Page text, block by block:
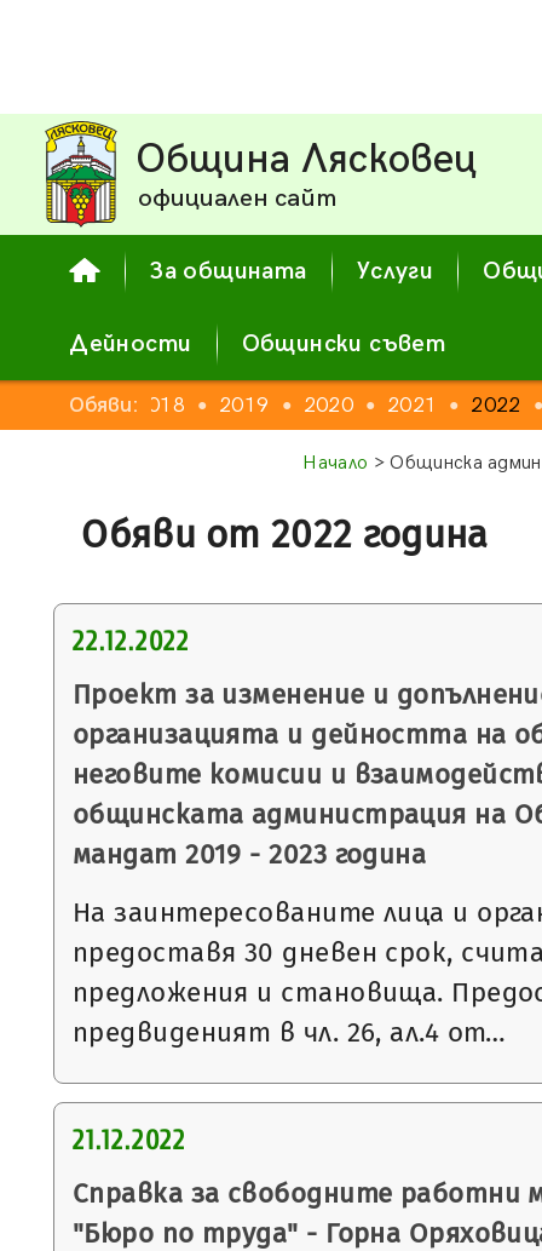
Община Лясковец
официален сайт
За общината Услуги
Дейности Общински съвет
Обяви:
2017 ● 2018 ● 2019 ● 2020 ● 2021 ● 2022 ●
Начало > Общинска
Обяви от 2022 година
22.12.2022
Проект за изменение и
организацията и дейността на
неговите комисии и
общинската администрация на
мандат 2019 - 2023 година
На заинтересованите лица и
предоставя 30 дневен срок,
предложения и становища.
предвиденият в чл. 26, ал.4 от…
21.12.2022
Справка за свободните работни
"Бюро по труда" - Горна